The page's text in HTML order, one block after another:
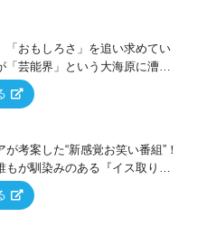
「おもしろさ」を追い求めてい
「芸能界」という大海原に漕ぎ
なオモシロ人間を発掘する！
が考案した“新感覚お笑い番組”！
もが馴染みのある『イス取りゲ
スに、大喜利・ギャグ・モノボ
々なお題で芸人がショートネ